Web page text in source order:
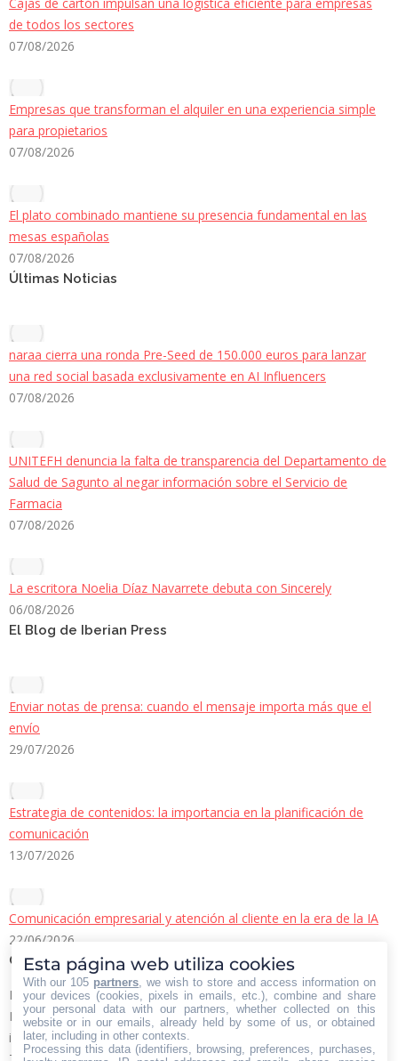
de todos los sectores
07/08/2026
Empresas que transforman el alquiler en una experiencia simple
para propietarios
07/08/2026
El plato combinado mantiene su presencia fundamental en las
mesas españolas
07/08/2026
Últimas Noticias
naraa cierra una ronda Pre-Seed de 150.000 euros para lanzar
una red social basada exclusivamente en AI Influencers
07/08/2026
UNITEFH denuncia la falta de transparencia del Departamento de
Salud de Sagunto al negar información sobre el Servicio de
Farmacia
07/08/2026
La escritora Noelia Díaz Navarrete debuta con Sincerely
06/08/2026
El Blog de Iberian Press
Enviar notas de prensa: cuando el mensaje importa más que el
envío
29/07/2026
Estrategia de contenidos: la importancia en la planificación de
comunicación
13/07/2026
Comunicación empresarial y atención al cliente en la era de la IA
22/06/2026
Contacto Iberian Press
Principales vías de contacto:
E-mail:
info@iberianpress.es
Esta página web utiliza cookies
With our 105 partners , we wish to store and access information on
your devices (cookies, pixels in emails, etc.), combine and share
your personal data with our partners, whether collected on this
website or in our emails, already held by some of us, or obtained
later, including in other contexts.
Processing this data (identifiers, browsing, preferences, purchases,